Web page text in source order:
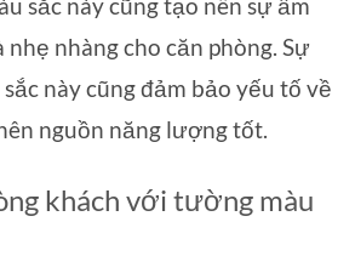
nhẹ nhàng cho căn phòng. Sự
này cũng đảm bảo yếu tố về
nguồn năng lượng tốt.
khách với tường màu